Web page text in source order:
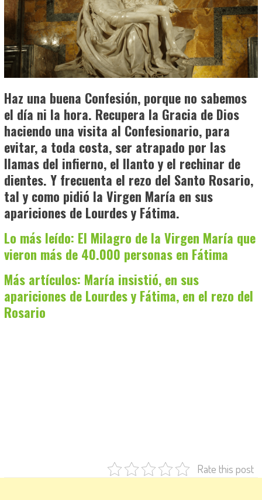
Haz una buena Confesión, porque no sabemos
el día ni la hora. Recupera la Gracia de Dios
haciendo una visita al Confesionario, para
evitar, a toda costa, ser atrapado por las
llamas del infierno, el llanto y el rechinar de
dientes. Y frecuenta el rezo del Santo Rosario,
tal y como pidió la Virgen María en sus
apariciones de Lourdes y Fátima.
Lo más leído: El Milagro de la Virgen María que
vieron más de 40.000 personas en Fátima
Más artículos: María insistió, en sus
apariciones de Lourdes y Fátima, en el rezo del
Rosario
Rate this post